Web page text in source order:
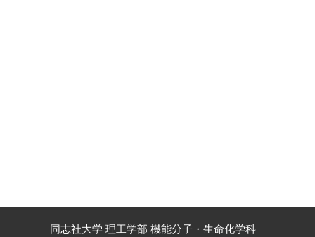
同志社大学 理工学部 機能分子・生命化学科